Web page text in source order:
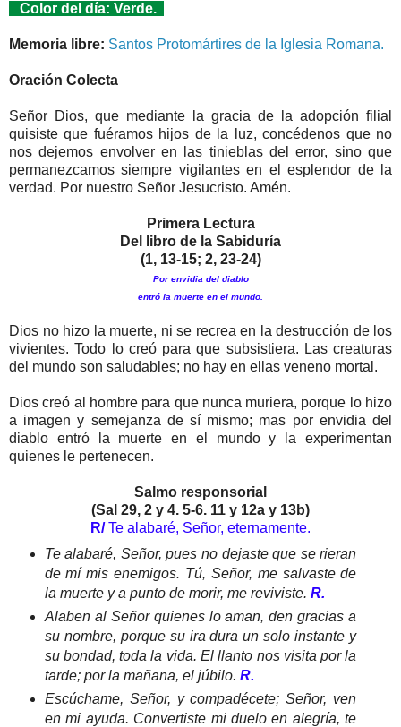
Color del día: Verde.
Memoria libre: Santos Protomártires de la Iglesia Romana.
Oración Colecta
Señor Dios, que mediante la gracia de la adopción filial
quisiste que fuéramos hijos de la luz, concédenos que no
nos dejemos envolver en las tinieblas del error, sino que
permanezcamos siempre vigilantes en el esplendor de la
verdad. Por nuestro Señor Jesucristo. Amén.
Primera Lectura
Del libro de la Sabiduría
(1, 13-15; 2, 23-24)
Por envidia del diablo
entró la muerte en el mundo.
Dios no hizo la muerte, ni se recrea en la destrucción de los
vivientes. Todo lo creó para que subsistiera. Las creaturas
del mundo son saludables; no hay en ellas veneno mortal.
Dios creó al hombre para que nunca muriera, porque lo hizo
a imagen y semejanza de sí mismo; mas por envidia del
diablo entró la muerte en el mundo y la experimentan
quienes le pertenecen.
Salmo responsorial
(Sal 29, 2 y 4. 5-6. 11 y 12a y 13b)
R/Te alabaré, Señor, eternamente.
Te alabaré, Señor, pues no dejaste que se rieran
de mí mis enemigos. Tú, Señor, me salvaste de
la muerte y a punto de morir, me reviviste. R.
Alaben al Señor quienes lo aman, den gracias a
su nombre, porque su ira dura un solo instante y
su bondad, toda la vida. El llanto nos visita por la
tarde; por la mañana, el júbilo. R.
Escúchame, Señor, y compadécete; Señor, ven
en mi ayuda. Convertiste mi duelo en alegría, te